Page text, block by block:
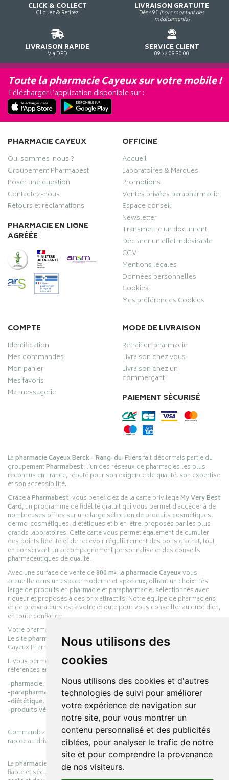
Nous utilisons des
cookies
Nous utilisons des cookies et d'autres
technologies de suivi pour améliorer
votre expérience de navigation sur
notre site, pour vous montrer un
contenu personnalisé et des publicités
ciblées, pour analyser le trafic de notre
site et pour comprendre la provenance
de nos visiteurs.
CLICK & COLLECT
Cliquez & Retirez
LIVRAISON GRATUITE
Dès 49€ (hors montant des
médicaments)
LIVRAISON RAPIDE
Via DPD
SERVICE CLIENT
09 72 09 30 00
Toute la pharmacie Cayeux sur votre mobile !
Télécharger l’application disponible sur :
PHARMACIE CAYEUX
Qui sommes-nous ?
Groupement Pharmabest
Poser une question
Contactez-nous
Retours et réclamations
PHARMACIE EN LIGNE
AGRÉÉE
OFFICINE
Accueil
Laboratoires & Marques
Promotions
Ventes privées parapharmacie
Espace conseil
Newsletter
Transmettre un document
Déclarer un effet indésirable
CGV
Mentions légales
Données personnelles
Cookies
Mes préférences Cookies
COMPTE
Identification
Mes commandes
Mon panier
Mes favoris
Ma messagerie
MODE DE LIVRAISON
Retrait en pharmacie
Livraison chez vous
Livraison chez un
commerçant
PAIEMENT SÉCURISÉ
Lapharmacie Cayeux Berck – Rang-du-Fliersfait désormais partie du
groupementPharmabest, l’un des réseaux de pharmacies les plus
reconnus en France, réputé pour son exigence de qualité, son expertise
et son accessibilité.
Grâce àPharmabest, vous bénéficiez de la carte privilègeMy Very Best
Card, un programme de fidélité gratuit qui vous permet d’accéder à de
nombreuses offres sur une large sélection de produits cosmétiques,
dermo-cosmétiques, diététiques et bien-être, proposés par les plus
grands laboratoires. Cette carte vous permet également de cumuler
des points fidélité et de recevoir régulièrement des bons d’achat, tout
en conservant un accompagnement personnalisé et des conseils
pharmaceutiques de qualité.
Avec une surface de vente de800 m², lapharmacie Cayeuxvous
accueille dans un espace moderne et spacieux, offrant un choix très
large de produits en pharmacie et parapharmacie, sélectionnés avec
rigueur et proposés à des prix attractifs. Notre équipe de pharmaciens
et de préparateurs est à votre écoute pour vous conseiller au quotidien,
en toute confiance.
Votre pharmacie en ligne :
Le sitepharmacie-cayeux.frest le prolongement digital de la pharmacie
Cayeux Pharmabest Berck-sur-Mer – Rang-du-Fliers.
Il vous permet de réaliser vos achats en ligne parmi des milliers de
références en :
-pharmacie,
-parapharmacie,
-diététique,
-produits vétérinaires.
Commandez simplement vos produits en ligne et choisissez le retrait
rapide au drive ou la livraison à domicile, en toute simplicité.
Lapharmacie Cayeuxs’engage à vous offrir une expérience pratique,
fiable et sécurisée, en officine comme en ligne, au service de votre